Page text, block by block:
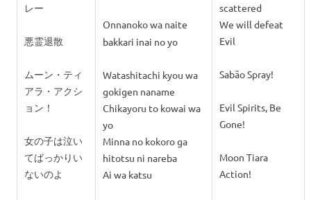
レー
悪霊退散
ムーン・ティ
アラ・アクシ
ョン！
女の子は泣い
てばっかりい
ないのよ
Onnanoko wa naite
bakkari inai no yo
Watashitachi kyou wa
gokigen naname
Chikayoru to kowai wa
yo
Minna no kokoro ga
hitotsu ni nareba
Ai wa katsu
scattered
We will defeat
Evil
Sabão Spray!
Evil Spirits, Be
Gone!
Moon Tiara
Action!